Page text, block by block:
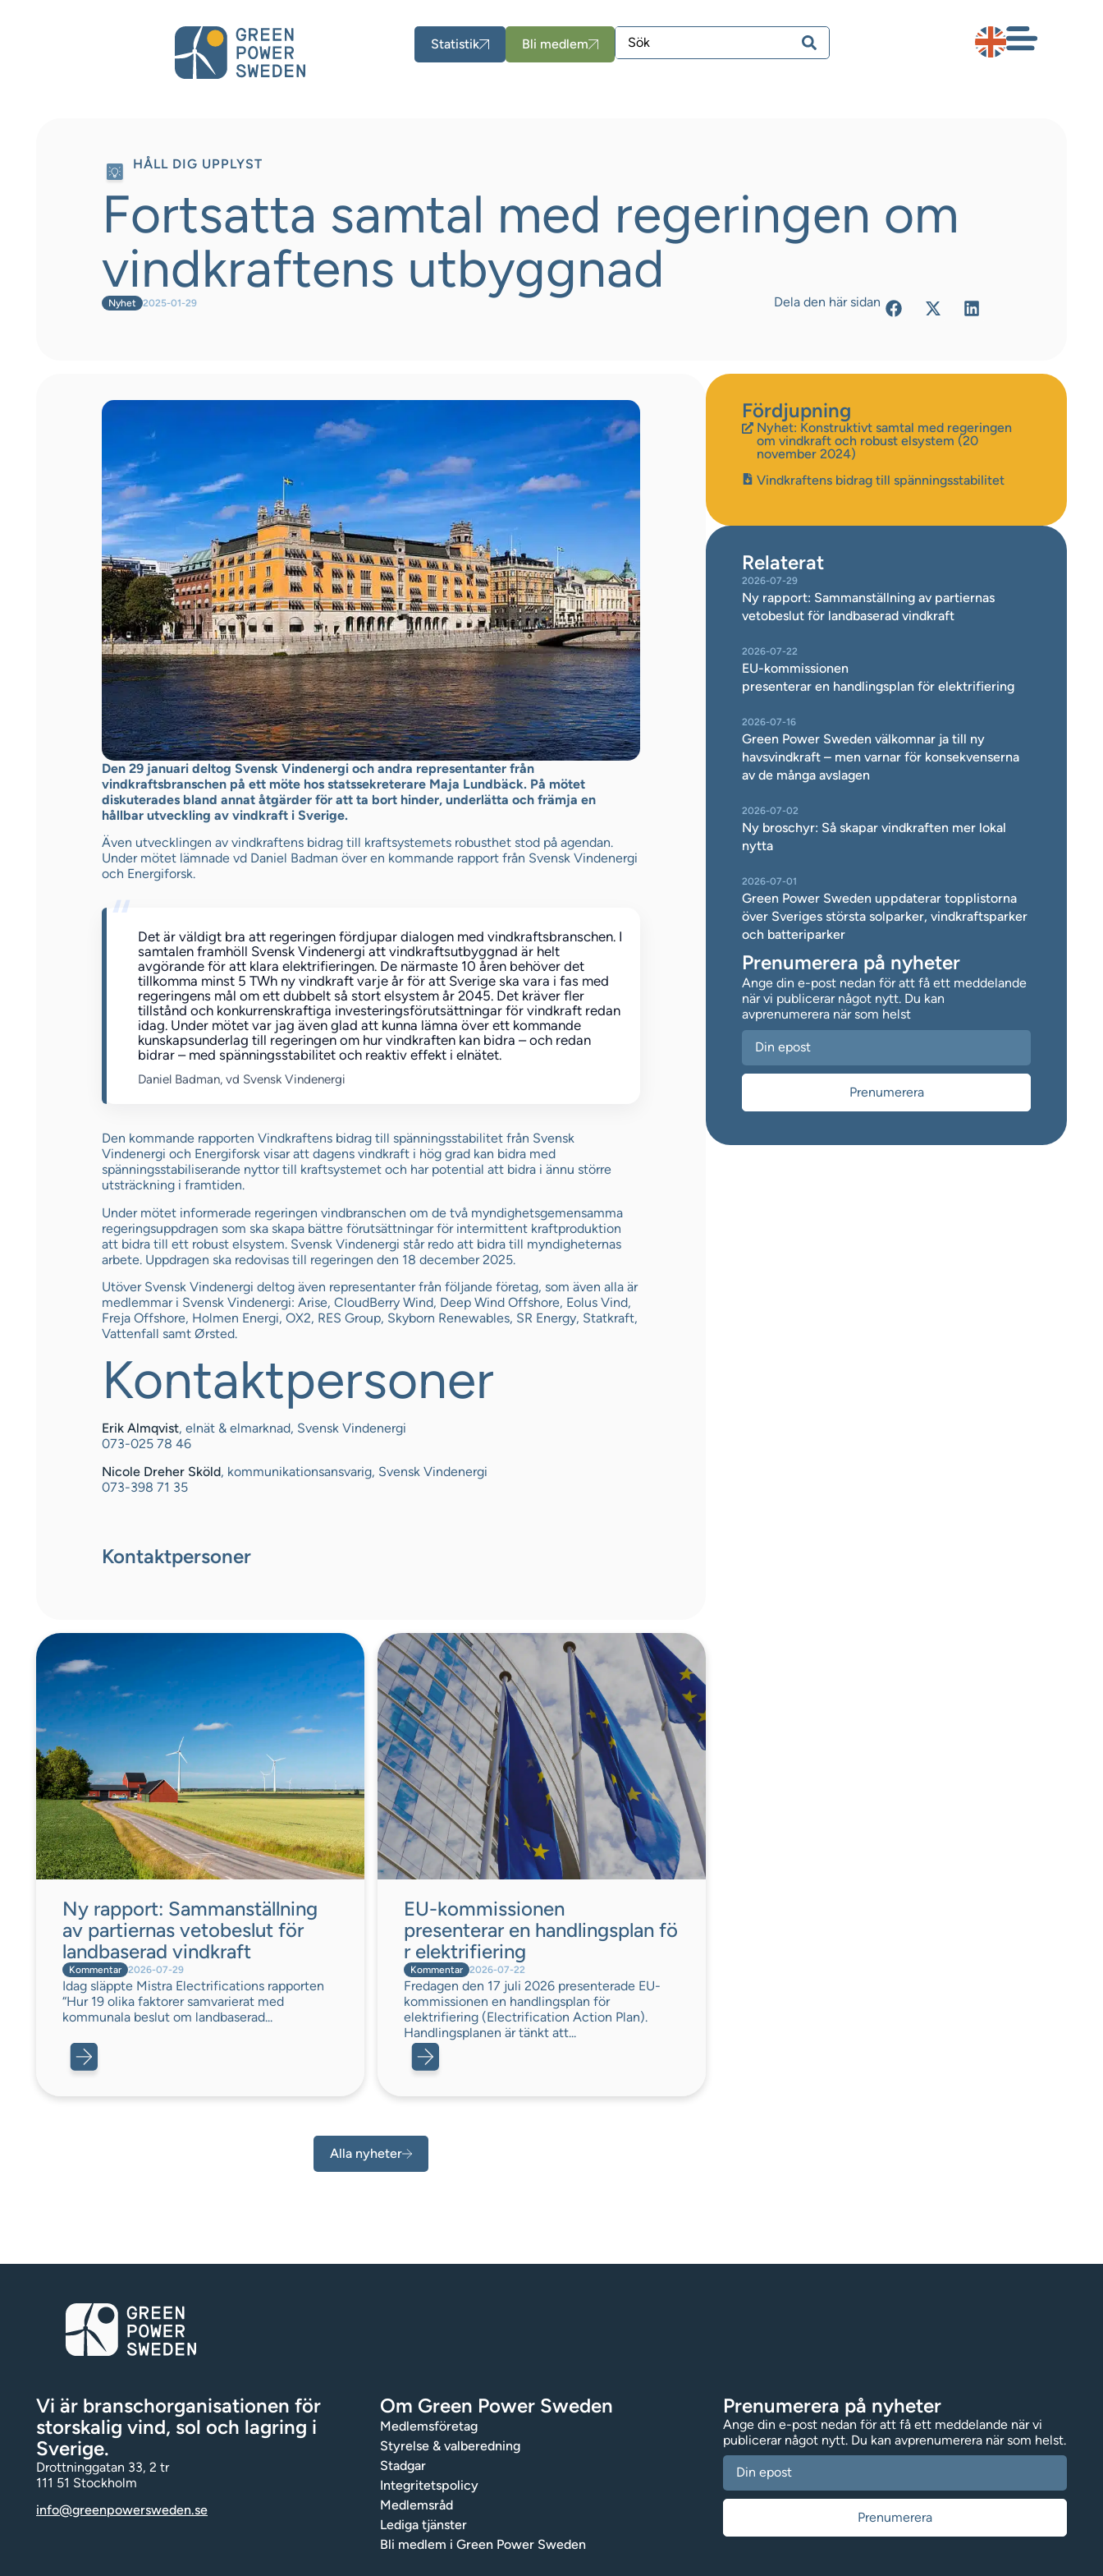
Statistik Bli medlem
HÅLL DIG UPPLYST
Fortsatta samtal med regeringen om
vindkraftens utbyggnad
Nyhet 2025-01-29 Dela den här sidan
Den 29 januari deltog Svensk Vindenergi och andra representanter från
vindkraftsbranschen på ett möte hos statssekreterare Maja Lundbäck. På mötet
diskuterades bland annat åtgärder för att ta bort hinder, underlätta och främja en
hållbar utveckling av vindkraft i Sverige.
Även utvecklingen av vindkraftens bidrag till kraftsystemets robusthet stod på agendan.
Under mötet lämnade vd Daniel Badman över en kommande rapport från Svensk Vindenergi
och Energiforsk.
Det är väldigt bra att regeringen fördjupar dialogen med vindkraftsbranschen. I
samtalen framhöll Svensk Vindenergi att vindkraftsutbyggnad är helt
avgörande för att klara elektrifieringen. De närmaste 10 åren behöver det
tillkomma minst 5 TWh ny vindkraft varje år för att Sverige ska vara i fas med
regeringens mål om ett dubbelt så stort elsystem år 2045. Det kräver fler
tillstånd och konkurrenskraftiga investeringsförutsättningar för vindkraft redan
idag. Under mötet var jag även glad att kunna lämna över ett kommande
kunskapsunderlag till regeringen om hur vindkraften kan bidra – och redan
bidrar – med spänningsstabilitet och reaktiv effekt i elnätet.
Daniel Badman, vd Svensk Vindenergi
Den kommande rapporten Vindkraftens bidrag till spänningsstabilitet från Svensk
Vindenergi och Energiforsk visar att dagens vindkraft i hög grad kan bidra med
spänningsstabiliserande nyttor till kraftsystemet och har potential att bidra i ännu större
utsträckning i framtiden.
Under mötet informerade regeringen vindbranschen om de två myndighetsgemensamma
regeringsuppdragen som ska skapa bättre förutsättningar för intermittent kraftproduktion
att bidra till ett robust elsystem. Svensk Vindenergi står redo att bidra till myndigheternas
arbete. Uppdragen ska redovisas till regeringen den 18 december 2025.
Utöver Svensk Vindenergi deltog även representanter från följande företag, som även alla är
medlemmar i Svensk Vindenergi: Arise, CloudBerry Wind, Deep Wind Offshore, Eolus Vind,
Freja Offshore, Holmen Energi, OX2, RES Group, Skyborn Renewables, SR Energy, Statkraft,
Vattenfall samt Ørsted.
Kontaktpersoner
Erik Almqvist, elnät & elmarknad, Svensk Vindenergi
073-025 78 46
Nicole Dreher Sköld, kommunikationsansvarig, Svensk Vindenergi
073-398 71 35
Kontaktpersoner
Fördjupning
Nyhet: Konstruktivt samtal med regeringen
om vindkraft och robust elsystem (20
november 2024)
Vindkraftens bidrag till spänningsstabilitet
Relaterat
2026-07-29
Ny rapport: Sammanställning av partiernas
vetobeslut för landbaserad vindkraft
2026-07-22
EU-kommissionen
presenterar en handlingsplan för elektrifiering
2026-07-16
Green Power Sweden välkomnar ja till ny
havsvindkraft – men varnar för konsekvenserna
av de många avslagen
2026-07-02
Ny broschyr: Så skapar vindkraften mer lokal
nytta
2026-07-01
Green Power Sweden uppdaterar topplistorna
över Sveriges största solparker, vindkraftsparker
och batteriparker
Prenumerera på nyheter
Ange din e-post nedan för att få ett meddelande
när vi publicerar något nytt. Du kan
avprenumerera när som helst
Ny rapport: Sammanställning
av partiernas vetobeslut för
landbaserad vindkraft
Kommentar 2026-07-29
Idag släppte Mistra Electrifications rapporten
“Hur 19 olika faktorer samvarierat med
kommunala beslut om landbaserad...
EU-kommissionen
presenterar en handlingsplan fö
r elektrifiering
Kommentar 2026-07-22
Fredagen den 17 juli 2026 presenterade EU-
kommissionen en handlingsplan för
elektrifiering (Electrification Action Plan).
Handlingsplanen är tänkt att...
Alla nyheter
Vi är branschorganisationen för
storskalig vind, sol och lagring i
Sverige.
Drottninggatan 33, 2 tr
111 51 Stockholm
info@greenpowersweden.se
Om Green Power Sweden
Medlemsföretag
Styrelse & valberedning
Stadgar
Integritetspolicy
Medlemsråd
Lediga tjänster
Bli medlem i Green Power Sweden
Prenumerera på nyheter
Ange din e-post nedan för att få ett meddelande när vi
publicerar något nytt. Du kan avprenumerera när som helst.